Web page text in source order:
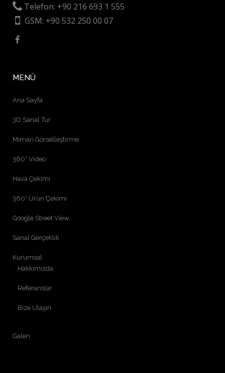
Telefon: +90 216 693 1 555
GSM: +90 532 250 00 07
MENÜ
Ana Sayfa
3D Sanal Tur
Mimari Görselleştirme
360° Video
Hava Çekimi
360° Ürün Çekimi
Google Street View
Sanal Gerçeklik
Kurumsal
Hakkımızda
Referanslar
Bize Ulaşın
Galeri